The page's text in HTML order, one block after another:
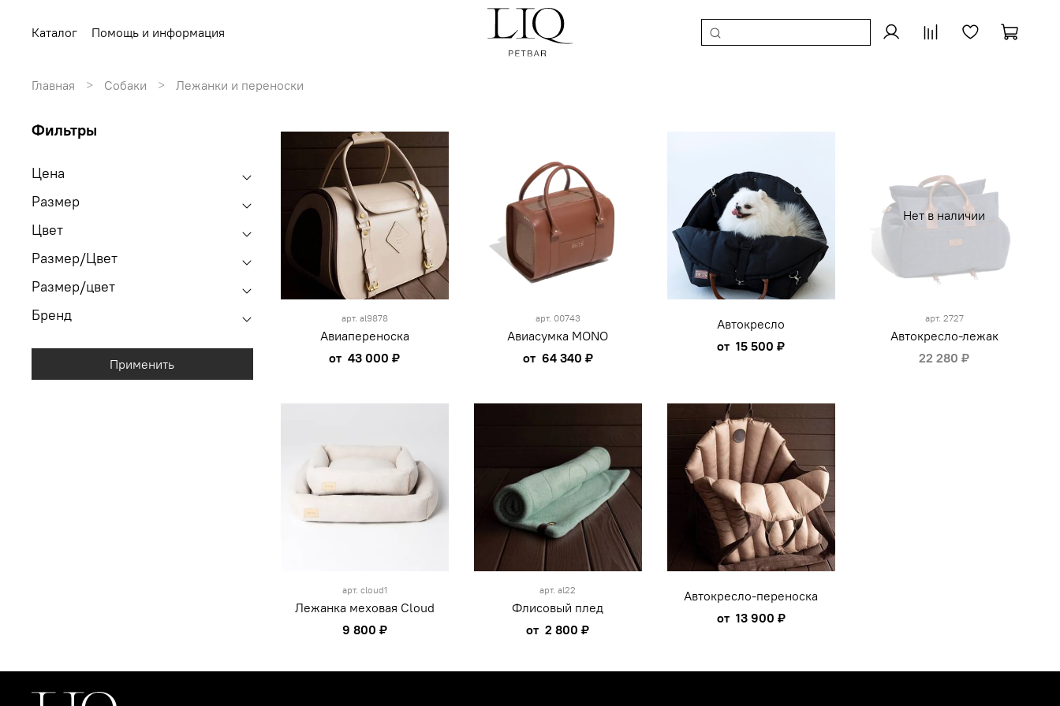
Каталог Помощь и информация
Главная Собаки Лежанки и переноски
арт. al9878
Авиапереноска
от 43 000 ₽
арт. 00743
Авиасумка MONO
от 64 340 ₽
Автокресло
от 15 500 ₽
Нет в наличии
арт. 2727
Автокресло-лежак
22 280 ₽
арт. cloud1
Лежанка меховая Cloud
9 800 ₽
арт.al22
Флисовый плед
от 2 800 ₽
Автокресло-переноска
от 13 900 ₽
Фильтры
Цена
Размер
Цвет
Размер/Цвет
Размер/цвет
Бренд
Применить